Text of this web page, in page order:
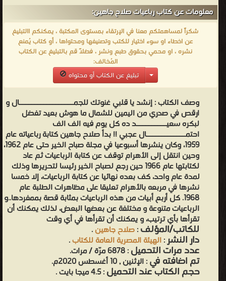
معلومات عن كتاب رباعيات صلاح جاهين:
شكراً لمساهمتكم معنا في الإرتقاء بمستوى المكتبة ، يمكنكم االتبليغ
عن اخطاء او سوء اختيار للكتب وتصنيفها ومحتواها ، أو كتاب يُمنع
نشره ، او محمي بحقوق طبع ونشر ، فضلاً قم بالتبليغ عن الكتاب
المُخالف:
تبليغ عن الكتاب أو محتواه
وصف الكتاب :إنشد يا قلبي غنوتك للجمــــــــــــــــــال و
ارقص في صدري من اليمين للشمال ما هوش بعيد تفضل
لبكره سعيــــــــــد ده كل يوم فيه الف الف
احتمـــــــــــــال عجبي !! بدأ صلاح جاهين كتابة رباعياته عام
1959، وكان ينشرها أسبوعيا في مجلة صباح الخير حتى عام 1962،
وحين انتقل إلى الأهرام توقف عن كتابة الرباعيات ثم عاد
لكتابتها عام 1966 حين رجع لصباح الخير رئيسا لتحريرها وذلك
لمدة عام واحد، كف بعده نهائيا عن كتابة الرباعيات، إلا خمسا
نشرها في مربعه بالأهرام تعليقا على مظاهرات الطلبة عام
1968. كل أربع أبيات من هذه الرباعيات بمثابة قصة بممفردها..و
الرباعيات متنوعة و مختلفة عن بعضها البعض، لذلك يمكنك أن
تقرأها بأي ترتيب، و يمكنك أن تقرأها في أي وقت
للكاتب/المؤلف:صلاح جاهين.
دار النشر:الهيئة المصرية العامة للكتاب.
عدد مرات التحميل: 6878 مرّة / مرات.
تم اضافته في: الإثنين , 10 أغسطس 2020م.
حجم الكتاب عند التحميل: 4.5 ميجا بايت .